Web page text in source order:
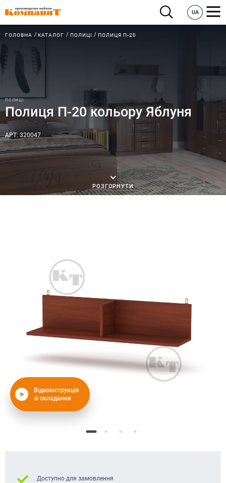
UA
ГОЛОВНА КАТАЛОГ ПОЛИЦІ ПОЛИЦЯ П-20
ПОЛИЦІ
Полиця П-20 кольору Яблуня
АРТ: 320047
РОЗГОРНУТИ
Відеоінструкція
зі складання
Доступно для замовлення